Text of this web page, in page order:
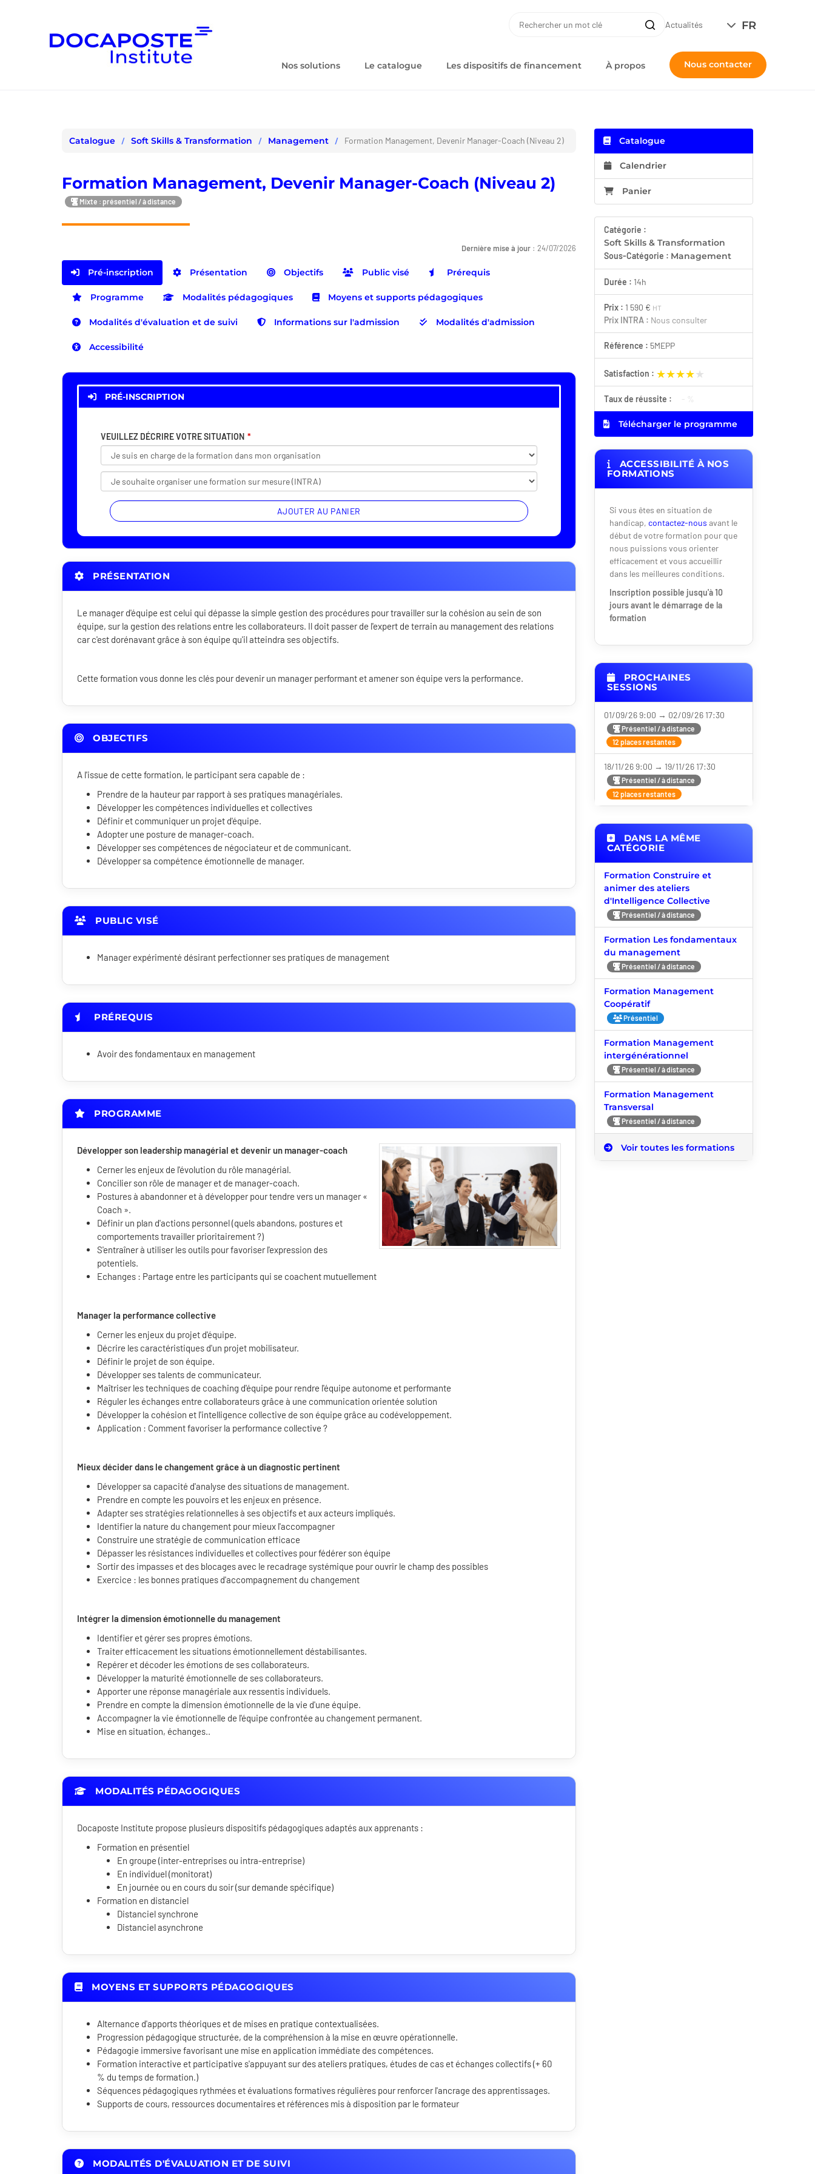
FR
RECHERCHE Recherche
Actualités
Nos solutions Le catalogue Les dispositifs de financement À propos Nous contacter
Catalogue Soft Skills & Transformation Management Formation Management, Devenir Manager-Coach (Niveau 2)
Formation Management, Devenir Manager-Coach (Niveau 2)
Mixte : présentiel / à distance
Dernière mise à jour : 24/07/2026
Pré-inscription Présentation Objectifs Public visé Prérequis
Programme Modalités pédagogiques Moyens et supports pédagogiques
Modalités d'évaluation et de suivi Informations sur l'admission Modalités d'admission
Accessibilité
PRÉ-INSCRIPTION
VEUILLEZ DÉCRIRE VOTRE SITUATION
AJOUTER AU PANIER
PRÉSENTATION
Le manager d'équipe est celui qui dépasse la simple gestion des procédures pour travailler sur la cohésion au sein de son
équipe, sur la gestion des relations entre les collaborateurs. Il doit passer de l'expert de terrain au management des relations
car c'est dorénavant grâce à son équipe qu'il atteindra ses objectifs.
Cette formation vous donne les clés pour devenir un manager performant et amener son équipe vers la performance.
OBJECTIFS
A l'issue de cette formation, le participant sera capable de :
Prendre de la hauteur par rapport à ses pratiques managériales.
Développer les compétences individuelles et collectives
Définir et communiquer un projet d'équipe.
Adopter une posture de manager-coach.
Développer ses compétences de négociateur et de communicant.
Développer sa compétence émotionnelle de manager.
PUBLIC VISÉ
Manager expérimenté désirant perfectionner ses pratiques de management
PRÉREQUIS
Avoir des fondamentaux en management
PROGRAMME
Développer son leadership managérial et devenir un manager-coach
Cerner les enjeux de l'évolution du rôle managérial.
Concilier son rôle de manager et de manager-coach.
Postures à abandonner et à développer pour tendre vers un manager «
Coach ».
Définir un plan d'actions personnel (quels abandons, postures et
comportements travailler prioritairement ?)
S'entraîner à utiliser les outils pour favoriser l'expression des
potentiels.
Echanges : Partage entre les participants qui se coachent mutuellement
Manager la performance collective
Cerner les enjeux du projet d'équipe.
Décrire les caractéristiques d'un projet mobilisateur.
Définir le projet de son équipe.
Développer ses talents de communicateur.
Maîtriser les techniques de coaching d'équipe pour rendre l'équipe autonome et performante
Réguler les échanges entre collaborateurs grâce à une communication orientée solution
Développer la cohésion et l'intelligence collective de son équipe grâce au codéveloppement.
Application : Comment favoriser la performance collective ?
Mieux décider dans le changement grâce à un diagnostic pertinent
Développer sa capacité d'analyse des situations de management.
Prendre en compte les pouvoirs et les enjeux en présence.
Adapter ses stratégies relationnelles à ses objectifs et aux acteurs impliqués.
Identifier la nature du changement pour mieux l'accompagner
Construire une stratégie de communication efficace
Dépasser les résistances individuelles et collectives pour fédérer son équipe
Sortir des impasses et des blocages avec le recadrage systémique pour ouvrir le champ des possibles
Exercice : les bonnes pratiques d'accompagnement du changement
Intégrer la dimension émotionnelle du management
Identifier et gérer ses propres émotions.
Traiter efficacement les situations émotionnellement déstabilisantes.
Repérer et décoder les émotions de ses collaborateurs.
Développer la maturité émotionnelle de ses collaborateurs.
Apporter une réponse managériale aux ressentis individuels.
Prendre en compte la dimension émotionnelle de la vie d'une équipe.
Accompagner la vie émotionnelle de l'équipe confrontée au changement permanent.
Mise en situation, échanges..
MODALITÉS PÉDAGOGIQUES
Docaposte Institute propose plusieurs dispositifs pédagogiques adaptés aux apprenants :
Formation en présentiel
En groupe (inter-entreprises ou intra-entreprise)
En individuel (monitorat)
En journée ou en cours du soir (sur demande spécifique)
Formation en distanciel
Distanciel synchrone
Distanciel asynchrone
MOYENS ET SUPPORTS PÉDAGOGIQUES
Alternance d'apports théoriques et de mises en pratique contextualisées.
Progression pédagogique structurée, de la compréhension à la mise en œuvre opérationnelle.
Pédagogie immersive favorisant une mise en application immédiate des compétences.
Formation interactive et participative s'appuyant sur des ateliers pratiques, études de cas et échanges collectifs (+ 60
% du temps de formation.)
Séquences pédagogiques rythmées et évaluations formatives régulières pour renforcer l'ancrage des apprentissages.
Supports de cours, ressources documentaires et références mis à disposition par le formateur
MODALITÉS D'ÉVALUATION ET DE SUIVI
Catalogue
Calendrier
Panier
Catégorie :
Soft Skills & Transformation
Sous-Catégorie : Management
Durée : 14h
Prix : 1 590 € HT
Prix INTRA : Nous consulter
Référence : 5MEPP
Satisfaction : ★★★★★
★★★★★
Taux de réussite : - %
Télécharger le programme
ACCESSIBILITÉ À NOS
FORMATIONS
Si vous êtes en situation de
handicap, contactez-nous avant le
début de votre formation pour que
nous puissions vous orienter
efficacement et vous accueillir
dans les meilleures conditions.
Inscription possible jusqu'à 10
jours avant le démarrage de la
formation
PROCHAINES
SESSIONS
01/09/26 9:00 → 02/09/26 17:30
Présentiel / à distance
12 places restantes
18/11/26 9:00 → 19/11/26 17:30
Présentiel / à distance
12 places restantes
DANS LA MÊME
CATÉGORIE
Formation Construire et
animer des ateliers
d'Intelligence Collective
Présentiel / à distance
Formation Les fondamentaux
du management
Présentiel / à distance
Formation Management
Coopératif
Présentiel
Formation Management
intergénérationnel
Présentiel / à distance
Formation Management
Transversal
Présentiel / à distance
Voir toutes les formations